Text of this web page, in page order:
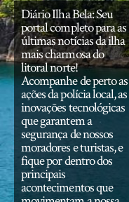
Diário Ilha Bela: Seu
portal completo para as
últimas notícias da ilha
mais charmosa do
litoral norte!
Acompanhe de perto as
ações da polícia local, as
inovações tecnológicas
que garantem a
segurança de nossos
moradores e turistas, e
fique por dentro dos
principais
acontecimentos que